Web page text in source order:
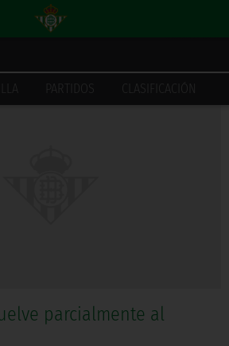
PARTIDOS CLASIFICACIÓN
parcialmente al